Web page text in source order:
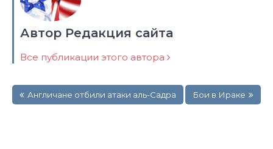
Автор Редакция сайта
Все публикации этого автора
поАнгличане отбили атаки аль-Садра Бои в Ираке